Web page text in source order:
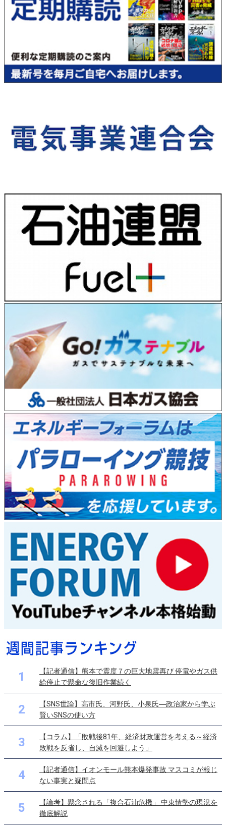
1
【記者通信】熊本で震度７の巨大地震再び 停電やガス供
給停止で懸命な復旧作業続く
2
【SNS世論】高市氏、河野氏、小泉氏―政治家から学ぶ
賢いSNSの使い方
3
【コラム】「敗戦後81年、経済財政運営を考える～経済
敗戦を反省し、自滅を回避しよう」
4
【記者通信】イオンモール熊本爆発事故 マスコミが報じ
ない事実と疑問点
5
【論考】懸念される「複合石油危機」 中東情勢の現況を
徹底解説